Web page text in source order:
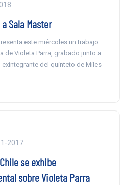
Sala Master
este miércoles un trabajo
de Violeta Parra, grabado junto a
del quinteto de Miles
2017
se exhibe
sobre Violeta Parra